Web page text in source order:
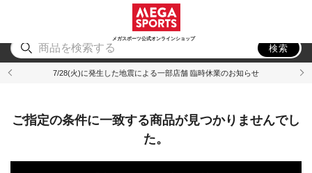
メガスポーツ公式オンラインショップ
アウトドア
検索
7/28(火)に発生した地震による一部店舗 臨時休業のお知らせ
ご指定の条件に一致する商品が見つかりませんでし
た。